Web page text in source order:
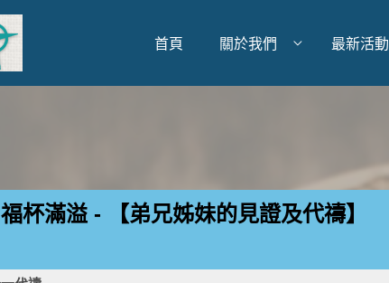
首頁 關於我們 最新活動
福杯滿溢 - 【弟兄姊妹的見證及代禱】